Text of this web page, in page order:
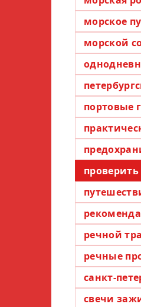
морское
морской
портовые
проверить
речной
речные
санкт-
свечи